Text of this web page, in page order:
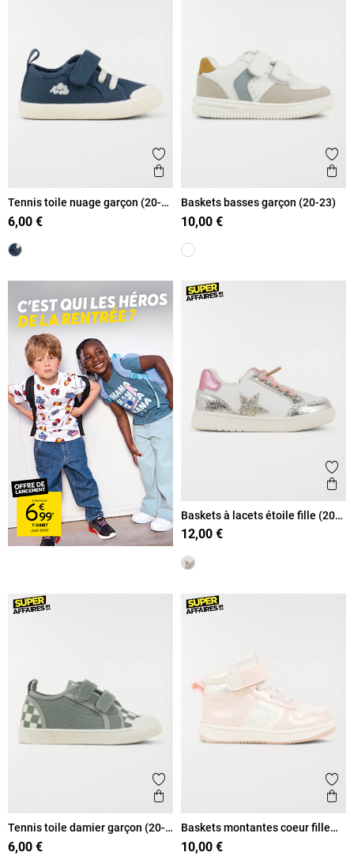
Ajouter aux favoris
Aperçu rapide
Tennis toile nuage garçon (20-
23)
6,00 €
Baskets basses garçon (20-23)
10,00 €
Baskets à lacets étoile fille (20-
23)
12,00 €
Ajouter aux favoris
Aperçu rapide
Tennis toile damier garçon (20-
23)
6,00 €
Baskets montantes coeur fille
(20-23)
10,00 €